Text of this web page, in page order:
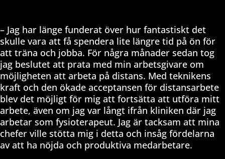
– Jag har länge funderat över hur fantastiskt det
skulle vara att få spendera lite längre tid på ön för
att träna och jobba. För några månader sedan tog
jag beslutet att prata med min arbetsgivare om
möjligheten att arbeta på distans. Med teknikens
kraft och den ökade acceptansen för distansarbete
blev det möjligt för mig att fortsätta att utföra mitt
arbete, även om jag var långt ifrån kliniken där jag
arbetar som fysioterapeut. Jag är tacksam att mina
chefer ville stötta mig i detta och insåg fördelarna
av att ha nöjda och produktiva medarbetare.